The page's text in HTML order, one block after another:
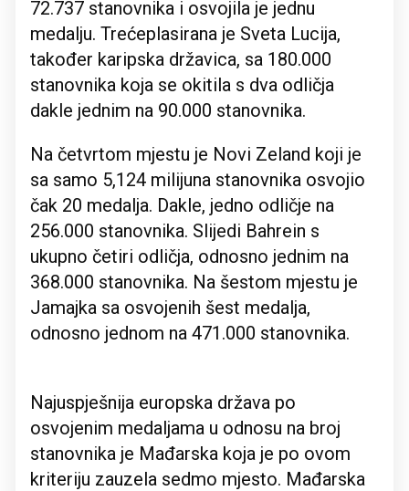
72.737 stanovnika i osvojila je jednu
medalju. Trećeplasirana je Sveta Lucija,
također karipska državica, sa 180.000
stanovnika koja se okitila s dva odličja
dakle jednim na 90.000 stanovnika.
Na četvrtom mjestu je Novi Zeland koji je
sa samo 5,124 milijuna stanovnika osvojio
čak 20 medalja. Dakle, jedno odličje na
256.000 stanovnika. Slijedi Bahrein s
ukupno četiri odličja, odnosno jednim na
368.000 stanovnika. Na šestom mjestu je
Jamajka sa osvojenih šest medalja,
odnosno jednom na 471.000 stanovnika.
Najuspješnija europska država po
osvojenim medaljama u odnosu na broj
stanovnika je Mađarska koja je po ovom
kriteriju zauzela sedmo mjesto. Mađarska